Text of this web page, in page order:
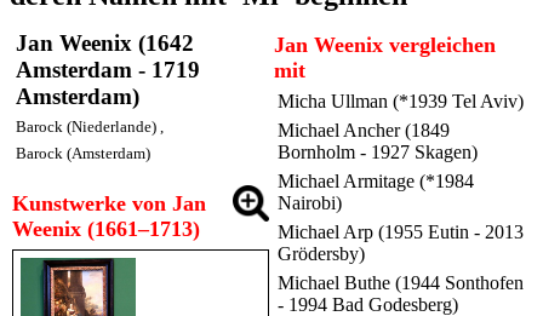
Jan Weenix (1642
Amsterdam - 1719
Amsterdam)
Barock (Niederlande) ,
Barock (Amsterdam)
Kunstwerke von Jan
Weenix (1661–1713)
Jan Weenix vergleichen
mit
Micha Ullman (*1939 Tel Aviv)
Michael Ancher (1849
Bornholm - 1927 Skagen)
Michael Armitage (*1984
Nairobi)
Michael Arp (1955 Eutin - 2013
Grödersby)
Michael Buthe (1944 Sonthofen
- 1994 Bad Godesberg)